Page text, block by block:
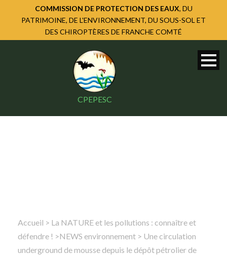
COMMISSION DE PROTECTION DES EAUX, DU
PATRIMOINE, DE L'ENVIRONNEMENT, DU SOUS-SOL ET
DES CHIROPTÈRES DE FRANCHE COMTÉ
CPEPESC
Rechercher
Accueil > La NATURE et les pollutions : connaître et
défendre ! >NEWS environnement > Une circulation
underground de mousse depuis le dépôt pétrolier de